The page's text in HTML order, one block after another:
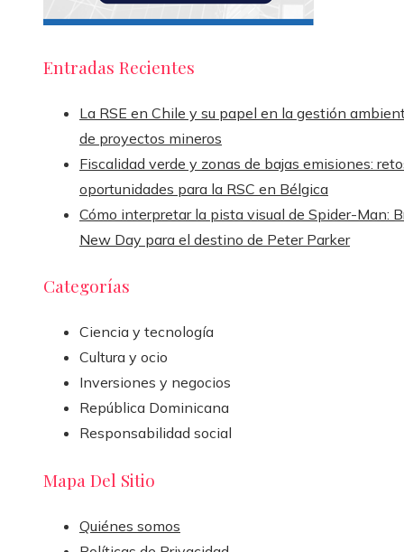
Entradas Recientes
La RSE en Chile y su papel en la gestión
de proyectos mineros
Fiscalidad verde y zonas de bajas emisiones:
oportunidades para la RSC en Bélgica
Cómo interpretar la pista visual de Spider-Man:
New Day para el destino de Peter Parker
Categorías
Ciencia y tecnología
Cultura y ocio
Inversiones y negocios
República Dominicana
Responsabilidad social
Mapa Del Sitio
Quiénes somos